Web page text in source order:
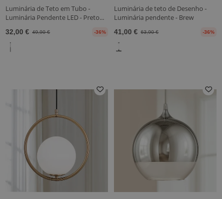
Luminária de Teto em Tubo -
Luminária Pendente LED - Preto...
32,00 € 49,90 € -36%
Luminária de teto de Desenho -
Luminária pendente - Brew
41,00 € 63,90 € -36%